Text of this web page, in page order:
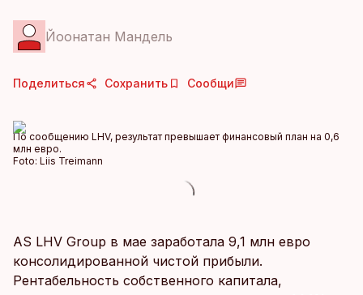
Йоонатан Мандель
Поделиться Сохранить Сообщи
По сообщению LHV, результат превышает финансовый план на 0,6
млн евро.
Foto: Liis Treimann
AS LHV Group в мае заработала 9,1 млн евро
консолидированной чистой прибыли.
Рентабельность собственного капитала,